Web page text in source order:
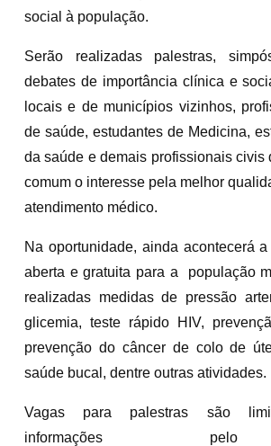
social à população.
Serão realizadas palestras,
debates de importância clínica e
locais e de municípios vizinhos,
de saúde, estudantes de Medicina,
da saúde e demais profissionais civis
comum o interesse pela melhor
atendimento médico.
Na oportunidade, ainda acontecerá
aberta e gratuita para a população
realizadas medidas de pressão
glicemia, teste rápido HIV,
prevenção do câncer de colo de
saúde bucal, dentre outras atividades.
Vagas para palestras são
informações